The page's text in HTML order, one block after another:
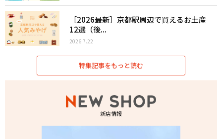
［2026最新］京都駅周辺で買えるお土産
12選（後...
2026.7.22
特集記事をもっと読む
新店情報